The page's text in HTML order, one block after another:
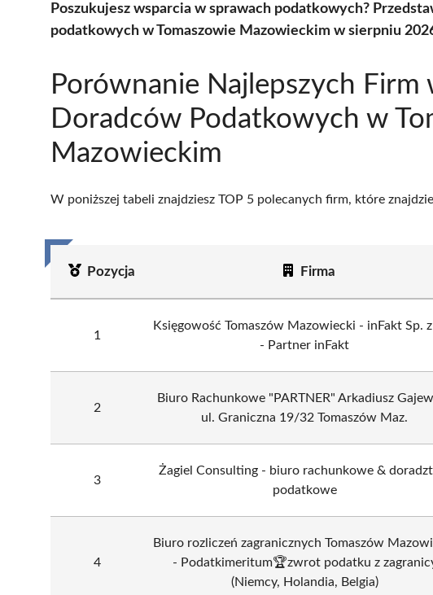
Poszukujesz wsparcia w sprawach podatkowych?
podatkowych w Tomaszowie Mazowieckim w sierpniu
Porównanie Najlepszych Firm
Doradców Podatkowych w
Mazowieckim
W poniższej tabeli znajdziesz TOP 5 polecanych firm, które
Pozycja Firma
1
Księgowość Tomaszów Mazowiecki - inFakt Sp.
- Partner inFakt
2
Biuro Rachunkowe "PARTNER" Arkadiusz
ul. Graniczna 19/32 Tomaszów Maz.
3
Żagiel Consulting - biuro rachunkowe &
podatkowe
4
Biuro rozliczeń zagranicznych Tomaszów
- Podatkimeritum🏆zwrot podatku z
(Niemcy, Holandia, Belgia)